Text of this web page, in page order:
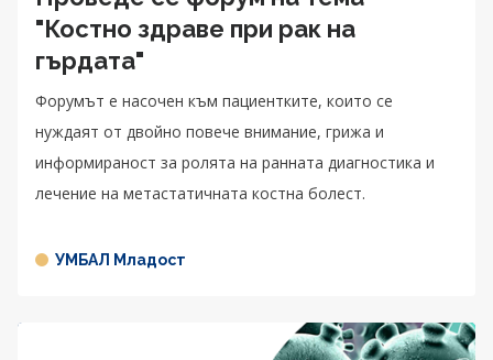
"Костно здраве при рак на
гърдата"
Форумът е насочен към пациентките, които се
нуждаят от двойно повече внимание, грижа и
информираност за ролята на ранната диагностика и
лечение на метастатичната костна болест.
УМБАЛ Младост